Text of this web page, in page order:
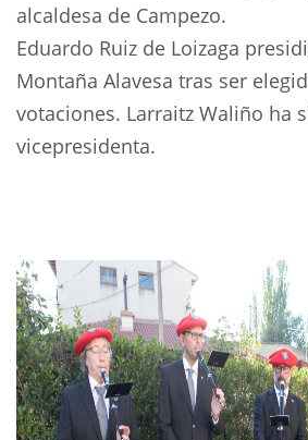
alcaldesa de Campezo.
Eduardo Ruiz de Loizaga
Montaña Alavesa tras ser
votaciones. Larraitz Waliño ha
vicepresidenta.